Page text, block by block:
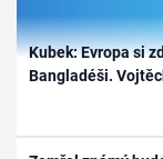
Kubek: Evropa si
Bangladéši.